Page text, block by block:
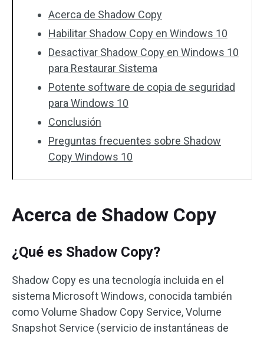
Acerca de Shadow Copy
Habilitar Shadow Copy en Windows 10
Desactivar Shadow Copy en Windows 10
para Restaurar Sistema
Potente software de copia de seguridad
para Windows 10
Conclusión
Preguntas frecuentes sobre Shadow
Copy Windows 10
Acerca de Shadow Copy
¿Qué es Shadow Copy?
Shadow Copy es una tecnología incluida en el
sistema Microsoft Windows, conocida también
como Volume Shadow Copy Service, Volume
Snapshot Service (servicio de instantáneas de